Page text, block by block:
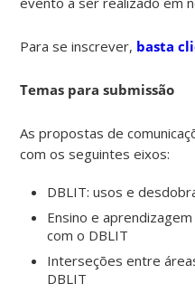
Para se inscrever, basta
Temas para submissão
As propostas de
com os seguintes eixos:
DBLIT: usos e
Ensino e
com o DBLIT
Interseções entre
DBLIT